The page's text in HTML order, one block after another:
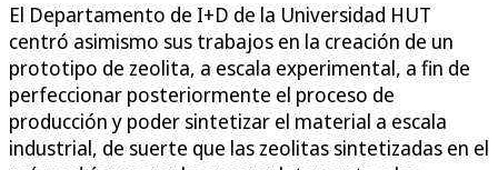
El Departamento de I+D de la Universidad HUT
centró asimismo sus trabajos en la creación de un
prototipo de zeolita, a escala experimental, a fin de
perfeccionar posteriormente el proceso de
producción y poder sintetizar el material a escala
industrial, de suerte que las zeolitas sintetizadas en el